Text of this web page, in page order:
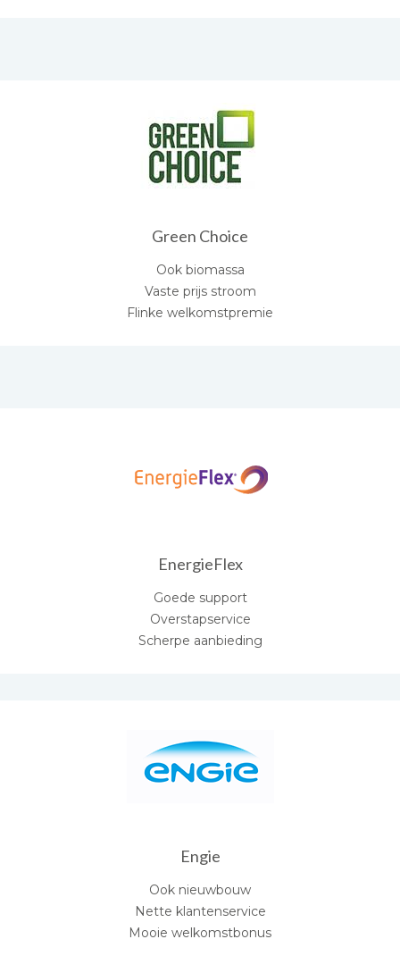
Green Choice
Ook biomassa
Vaste prijs stroom
Flinke welkomstpremie
EnergieFlex
Goede support
Overstapservice
Scherpe aanbieding
Engie
Ook nieuwbouw
Nette klantenservice
Mooie welkomstbonus